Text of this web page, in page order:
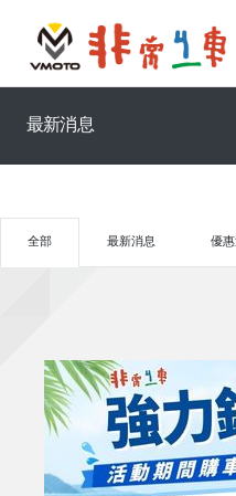
最新消息
全部 最新消息 優